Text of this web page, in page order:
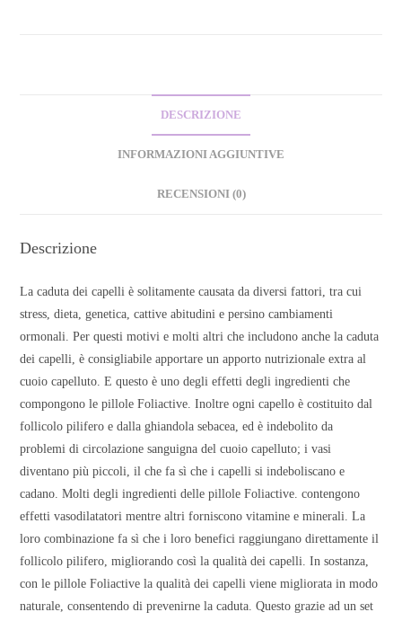
DESCRIZIONE
INFORMAZIONI AGGIUNTIVE
RECENSIONI (0)
Descrizione
La caduta dei capelli è solitamente causata da diversi fattori, tra cui
stress, dieta, genetica, cattive abitudini e persino cambiamenti
ormonali. Per questi motivi e molti altri che includono anche la caduta
dei capelli, è consigliabile apportare un apporto nutrizionale extra al
cuoio capelluto. E questo è uno degli effetti degli ingredienti che
compongono le pillole Foliactive. Inoltre ogni capello è costituito dal
follicolo pilifero e dalla ghiandola sebacea, ed è indebolito da
problemi di circolazione sanguigna del cuoio capelluto; i vasi
diventano più piccoli, il che fa sì che i capelli si indeboliscano e
cadano. Molti degli ingredienti delle pillole Foliactive. contengono
effetti vasodilatatori mentre altri forniscono vitamine e minerali. La
loro combinazione fa sì che i loro benefici raggiungano direttamente il
follicolo pilifero, migliorando così la qualità dei capelli. In sostanza,
con le pillole Foliactive la qualità dei capelli viene migliorata in modo
naturale, consentendo di prevenirne la caduta. Questo grazie ad un set